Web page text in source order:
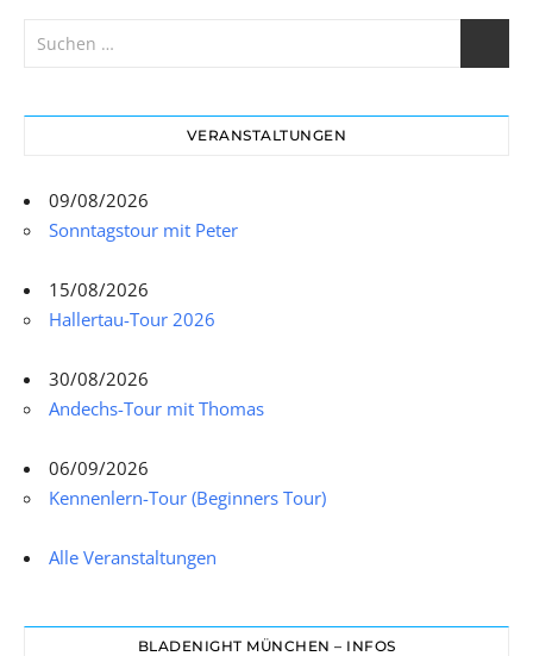
VERANSTALTUNGEN
09/08/2026
Sonntagstour mit Peter
15/08/2026
Hallertau-Tour 2026
30/08/2026
Andechs-Tour mit Thomas
06/09/2026
Kennenlern-Tour (Beginners Tour)
Alle Veranstaltungen
BLADENIGHT MÜNCHEN – INFOS